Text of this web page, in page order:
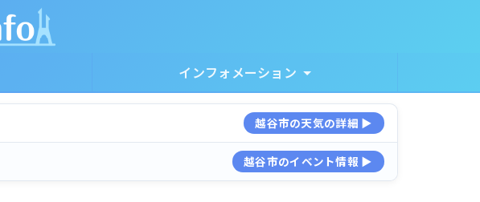
インフォメーション
越谷市の天気の詳細 ▶
越谷市のイベント情報 ▶